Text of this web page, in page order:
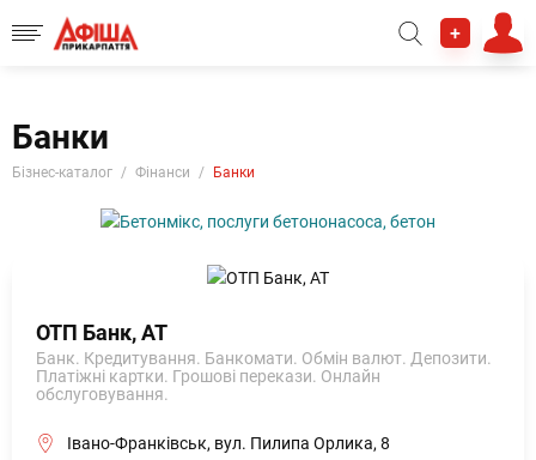
+
Банки
Бізнес-каталог Фінанси Банки
ОТП Банк, АТ
Банк. Кредитування. Банкомати. Обмін валют. Депозити.
Платіжні картки. Грошові перекази. Онлайн
обслуговування.
Івано-Франківськ, вул. Пилипа Орлика, 8